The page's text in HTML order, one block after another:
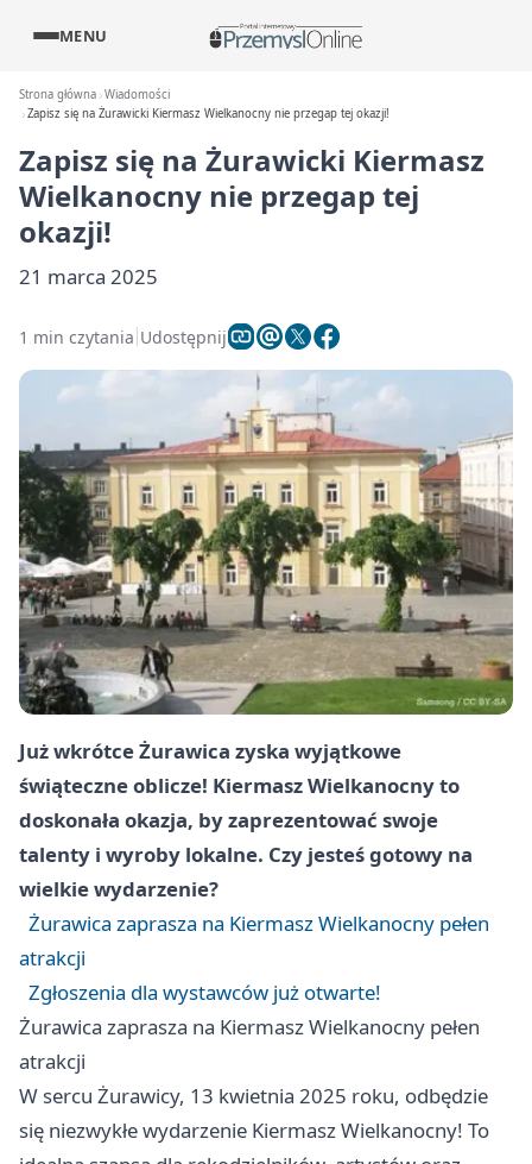
MENU
Strona główna Wiadomości
Zapisz się na Żurawicki Kiermasz Wielkanocny nie przegap tej okazji!
Zapisz się na Żurawicki Kiermasz
Wielkanocny nie przegap tej
okazji!
21 marca 2025
1 min czytania Udostępnij
Już wkrótce Żurawica zyska wyjątkowe
świąteczne oblicze! Kiermasz Wielkanocny to
doskonała okazja, by zaprezentować swoje
talenty i wyroby lokalne. Czy jesteś gotowy na
wielkie wydarzenie?
Żurawica zaprasza na Kiermasz Wielkanocny pełen
atrakcji
Zgłoszenia dla wystawców już otwarte!
Żurawica zaprasza na Kiermasz Wielkanocny pełen
atrakcji
W sercu Żurawicy, 13 kwietnia 2025 roku, odbędzie
się niezwykłe wydarzenie Kiermasz Wielkanocny! To